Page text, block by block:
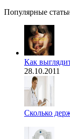
Популярные
Как
28.10.2011
Сколько